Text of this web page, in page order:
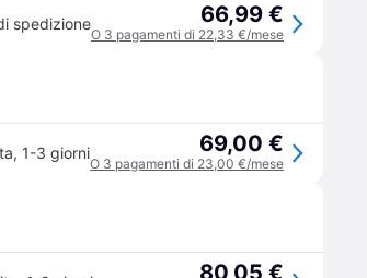
spedizione 66,99 €
O 3 pagamenti di 22,33 €/mese
, 1-3 giorni 69,00 €
O 3 pagamenti di 23,00 €/mese
80,05 €